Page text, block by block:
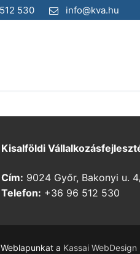
530 info@kva.hu
Kisalföldi
Cím: 9024 Győr, Bakonyi u.
Telefon: +36 96 512 530
a Kassai WebDesign